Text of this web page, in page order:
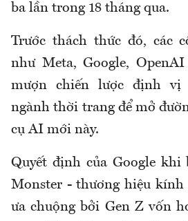
ba lần trong 18 tháng qua.
Trước thách thức đó, các
như Meta, Google,
mượn chiến lược định vị
ngành thời trang để mở
cụ AI mới này.
Quyết định của Google khi
Monster - thương hiệu kính
ưa chuộng bởi Gen Z vốn